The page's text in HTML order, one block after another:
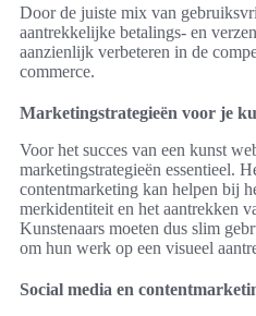
Door de juiste mix van
aantrekkelijke betalings- en
aanzienlijk verbeteren in de
commerce.
Marketingstrategieën voor je
Voor het succes van een kunst
marketingstrategieën essentieel.
contentmarketing kan helpen bij
merkidentiteit en het aantrekken
Kunstenaars moeten dus slim
om hun werk op een visueel
Social media en